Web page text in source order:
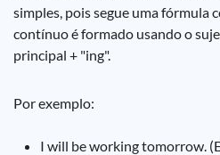
simples, pois segue uma fórmula
contínuo é formado usando o
principal + "ing".
Por exemplo:
I will be working tomorrow.